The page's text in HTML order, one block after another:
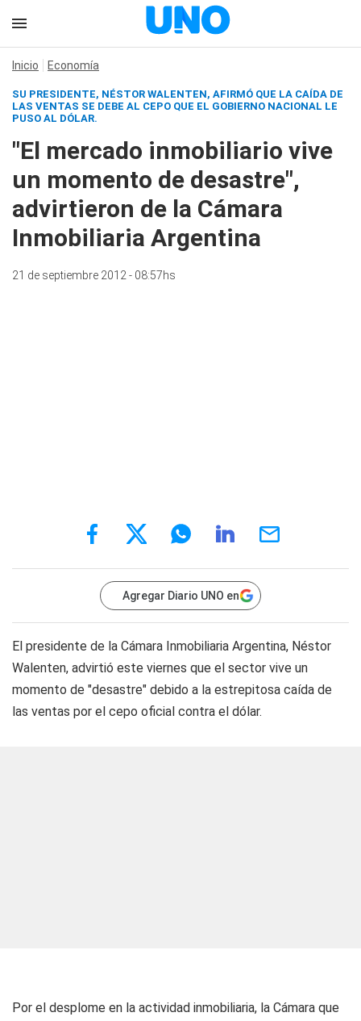
Inicio Economía
SU PRESIDENTE, NÉSTOR WALENTEN, AFIRMÓ QUE LA CAÍDA DE
LAS VENTAS SE DEBE AL CEPO QUE EL GOBIERNO NACIONAL LE
PUSO AL DÓLAR.
"El mercado inmobiliario vive
un momento de desastre",
advirtieron de la Cámara
Inmobiliaria Argentina
21 de septiembre 2012 - 08:57hs
Agregar Diario UNO en
El presidente de la Cámara Inmobiliaria Argentina, Néstor
Walenten, advirtió este viernes que el sector vive un
momento de "desastre" debido a la estrepitosa caída de
las ventas por el cepo oficial contra el dólar.
Por el desplome en la actividad inmobiliaria, la Cámara que